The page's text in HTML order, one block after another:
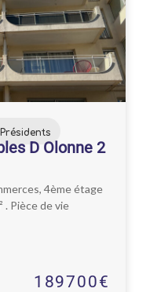
D Olonne 2
4ème étage
. Pièce de vie
189700€